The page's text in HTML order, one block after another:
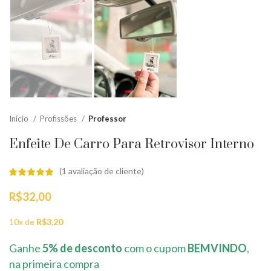
Início Profissões Professor
Enfeite De Carro Para Retrovisor Interno
(1 avaliação de cliente)
R$32,00
10x de R$3,20
Ganhe5% de desconto com o cupomBEMVINDO,
na primeira compra